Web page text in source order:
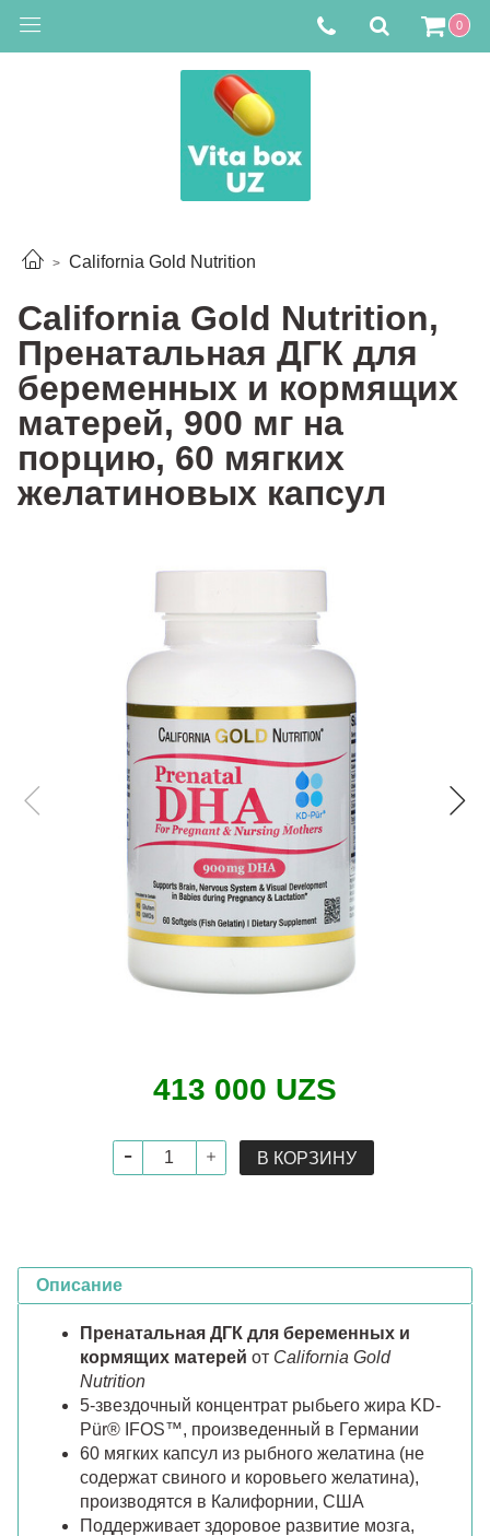
0
California Gold Nutrition
California Gold Nutrition,
Пренатальная ДГК для
беременных и кормящих
матерей, 900 мг на
порцию, 60 мягких
желатиновых капсул
413 000 UZS
В КОРЗИНУ
Описание
Пренатальная ДГК для беременных и
кормящих матерей от California Gold
Nutrition
5-звездочный концентрат рыбьего жира KD-
Pür® IFOS™, произведенный в Германии
60 мягких капсул из рыбного желатина (не
содержат свиного и коровьего желатина),
производятся в Калифорнии, США
Поддерживает здоровое развитие мозга,